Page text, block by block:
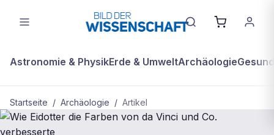
Astronomie & PhysikErde & UmweltArchäologie
Startseite / Archäologie / Artikel